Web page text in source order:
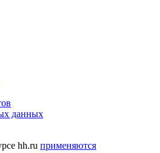
данных
hh.ru применяются